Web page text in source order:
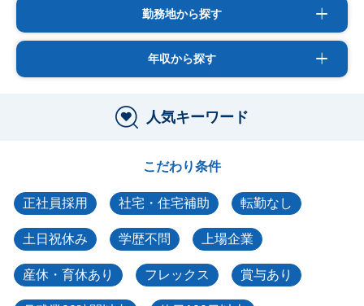
勤務地から探す
年収から探す
人気キーワード
こだわり条件
正社員採用 社宅・住宅補助 転勤なし
土日祝休み 学歴不問 上場企業
産休・育休あり フレックス 賞与あり